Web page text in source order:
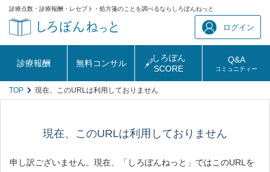
診療点数・診療報酬・レセプト・処方箋のことを調べるならしろぼんねっと
ログイン
診療報酬 無料コンサル
しろぼん
SCORE
Q&A
コミュニティー
TOP 現在、このURLは利用しておりません
現在、このURLは利用しておりません
申し訳ございません。現在、「しろぼんねっと」ではこのURLを